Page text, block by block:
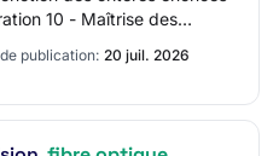
10 - Maîtrise des
publication: 20 juil. 2026